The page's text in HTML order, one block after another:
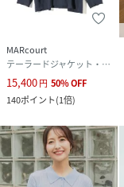
MARcourt
テーラードジャケット・ブレザー
15,400円 50%OFF
140ポイント(1倍)